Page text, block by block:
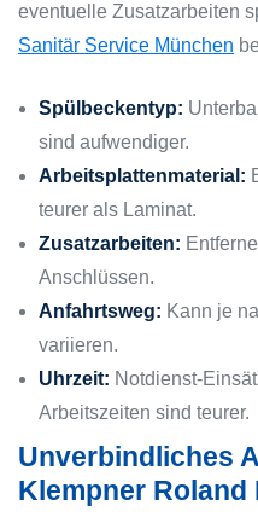
eventuelle Zusatzarbeiten
Sanitär Service München
Spülbeckentyp:
sind aufwendiger.
Arbeitsplattenmaterial:
teurer als Laminat.
Zusatzarbeiten:
Anschlüssen.
Anfahrtsweg: Kann je
variieren.
Uhrzeit: Notdienst-
Arbeitszeiten sind teurer.
Unverbindliches
Klempner